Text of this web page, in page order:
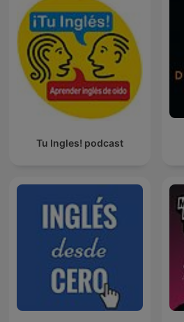
Tu Ingles! podcast